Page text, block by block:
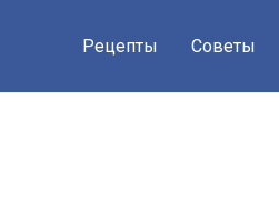
Рецепты Советы